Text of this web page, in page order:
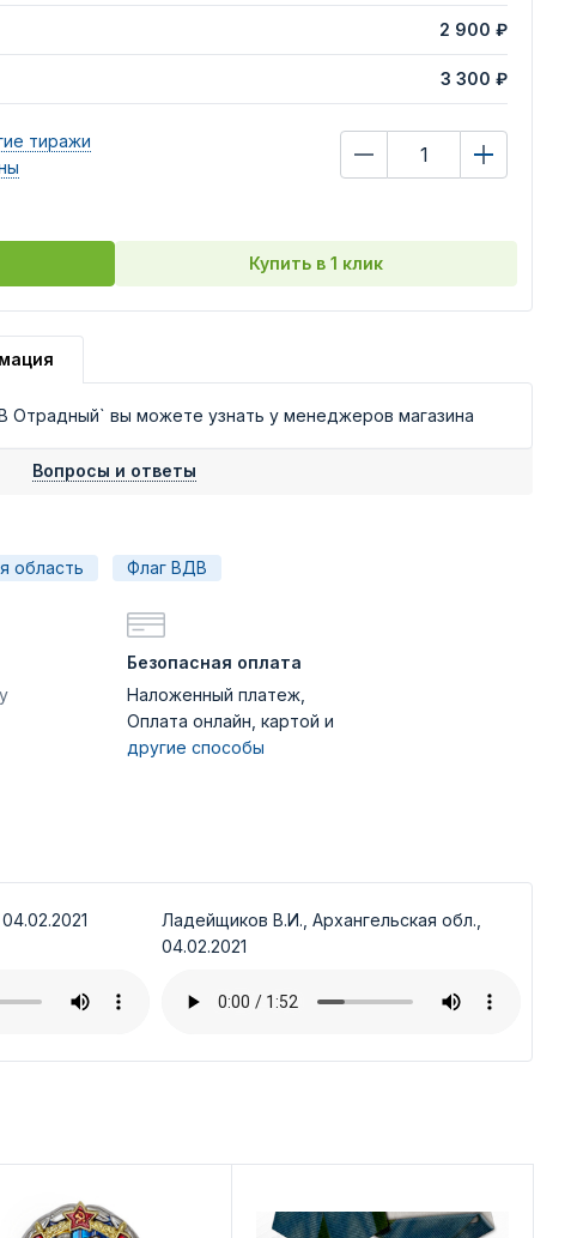
2 900 ₽
3 300 ₽
тиражи
Купить в 1 клик
вы можете узнать у менеджеров магазина
Вопросы и ответы
область Флаг ВДВ
Безопасная оплата
Наложенный платеж,
Оплата онлайн, картой и
другие способы
Ладейщиков В.И., Архангельская обл.,
04.02.2021